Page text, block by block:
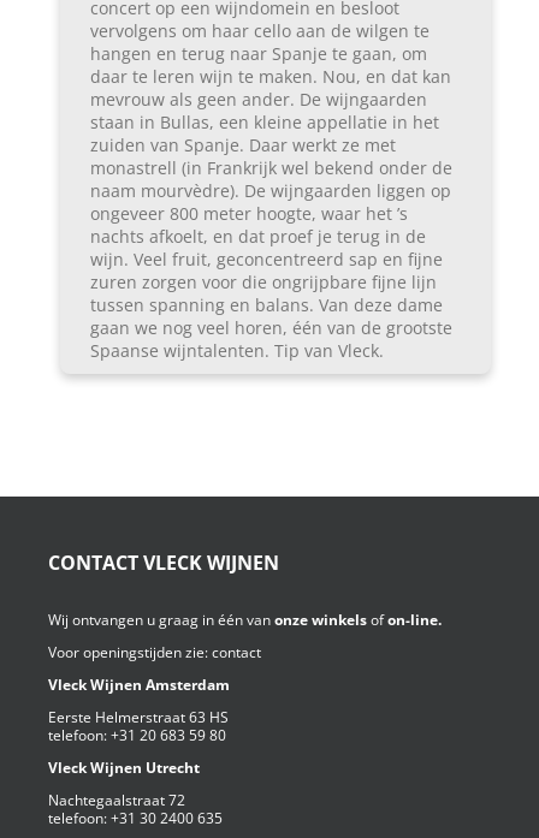
concert op een wijndomein en besloot
vervolgens om haar cello aan de wilgen te
hangen en terug naar Spanje te gaan, om
daar te leren wijn te maken. Nou, en dat kan
mevrouw als geen ander. De wijngaarden
staan in Bullas, een kleine appellatie in het
zuiden van Spanje. Daar werkt ze met
monastrell (in Frankrijk wel bekend onder de
naam mourvèdre). De wijngaarden liggen op
ongeveer 800 meter hoogte, waar het ’s
nachts afkoelt, en dat proef je terug in de
wijn. Veel fruit, geconcentreerd sap en fijne
zuren zorgen voor die ongrijpbare fijne lijn
tussen spanning en balans. Van deze dame
gaan we nog veel horen, één van de grootste
Spaanse wijntalenten. Tip van Vleck.
CONTACT VLECK WIJNEN
Wij ontvangen u graag in één vanonze winkelsofon-line.
Voor openingstijden zie:contact
Vleck Wijnen Amsterdam
Eerste Helmerstraat 63 HS
telefoon:+31 20 683 59 80
Vleck Wijnen Utrecht
Nachtegaalstraat 72
telefoon:+31 30 2400 635